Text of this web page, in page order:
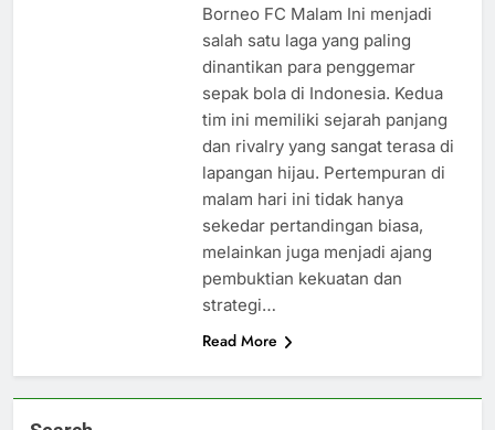
Borneo FC Malam Ini menjadi
salah satu laga yang paling
dinantikan para penggemar
sepak bola di Indonesia. Kedua
tim ini memiliki sejarah panjang
dan rivalry yang sangat terasa di
lapangan hijau. Pertempuran di
malam hari ini tidak hanya
sekedar pertandingan biasa,
melainkan juga menjadi ajang
pembuktian kekuatan dan
strategi…
Read More